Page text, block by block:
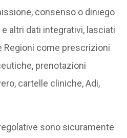
consenso o diniego
altri dati integrativi, lasciati
Regioni come prescrizioni
prenotazioni
cartelle cliniche, Adi,
sono sicuramente